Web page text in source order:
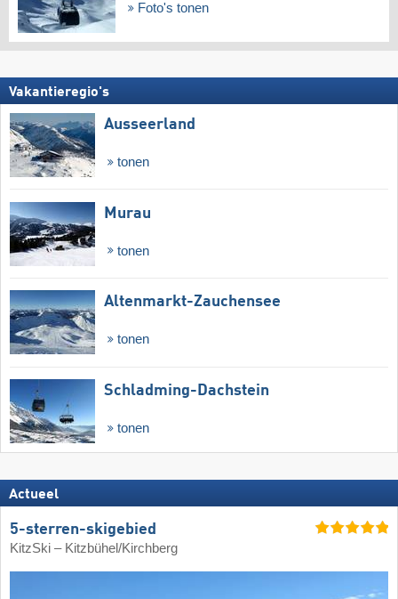
Foto's tonen
Vakantieregio's
Ausseerland
tonen
Murau
tonen
Altenmarkt-Zauchensee
tonen
Schladming-Dachstein
tonen
Actueel
5-sterren-skigebied
KitzSki – Kitzbühel/​Kirchberg